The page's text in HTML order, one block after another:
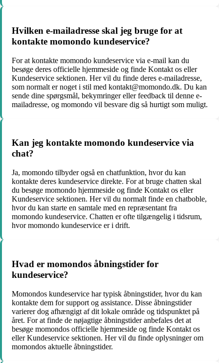
Hvilken e-mailadresse skal jeg bruge for at
kontakte momondo kundeservice?
For at kontakte momondo kundeservice via e-mail kan du
besøge deres officielle hjemmeside og finde Kontakt os eller
Kundeservice sektionen. Her vil du finde deres e-mailadresse,
som normalt er noget i stil med kontakt@momondo.dk. Du kan
sende dine spørgsmål, bekymringer eller feedback til denne e-
mailadresse, og momondo vil besvare dig så hurtigt som muligt.
Kan jeg kontakte momondo kundeservice via
chat?
Ja, momondo tilbyder også en chatfunktion, hvor du kan
kontakte deres kundeservice direkte. For at bruge chatten skal
du besøge momondo hjemmeside og finde Kontakt os eller
Kundeservice sektionen. Her vil du normalt finde en chatboble,
hvor du kan starte en samtale med en repræsentant fra
momondo kundeservice. Chatten er ofte tilgængelig i tidsrum,
hvor momondo kundeservice er i drift.
Hvad er momondos åbningstider for
kundeservice?
Momondos kundeservice har typisk åbningstider, hvor du kan
kontakte dem for support og assistance. Disse åbningstider
varierer dog afhængigt af dit lokale område og tidspunktet på
året. For at finde de nøjagtige åbningstider anbefales det at
besøge momondos officielle hjemmeside og finde Kontakt os
eller Kundeservice sektionen. Her vil du finde oplysninger om
momondos aktuelle åbningstider.